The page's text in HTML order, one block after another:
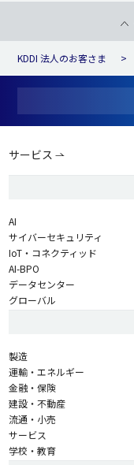
KDDI 法人のお客さま
サービス
AI
サイバーセキュリティ
IoT・コネクティッド
AI-BPO
データセンター
グローバル
製造
運輸・エネルギー
金融・保険
建設・不動産
流通・小売
サービス
学校・教育